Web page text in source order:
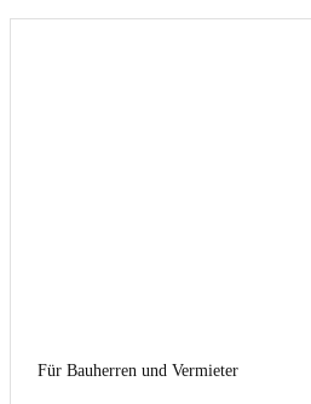
Für Bauherren und Vermieter